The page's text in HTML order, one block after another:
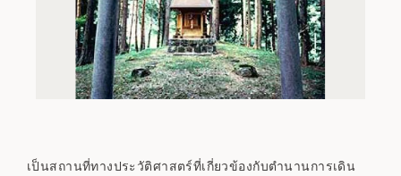
เป็นสถานที่ทางประวัติศาสตร์ที่เกี่ยวข้องกับตำนานการเดิน